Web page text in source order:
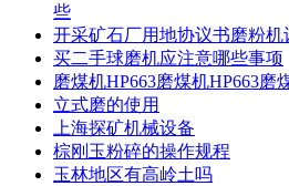
些
开采矿石厂用地协议书磨粉机
买二手球磨机应注意哪些事项
磨煤机HP663磨煤机HP663磨
立式磨的使用
上海探矿机械设备
棕刚玉粉碎的操作规程
玉林地区有高岭土吗